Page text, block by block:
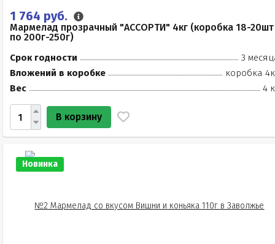
1 764 руб.
Мармелад прозрачный "АССОРТИ" 4кг (коробка 18-20шт
по 200г-250г)
Срок годности
3
Вложений в коробке
коробка
Вес
4
В корзину
Новинка